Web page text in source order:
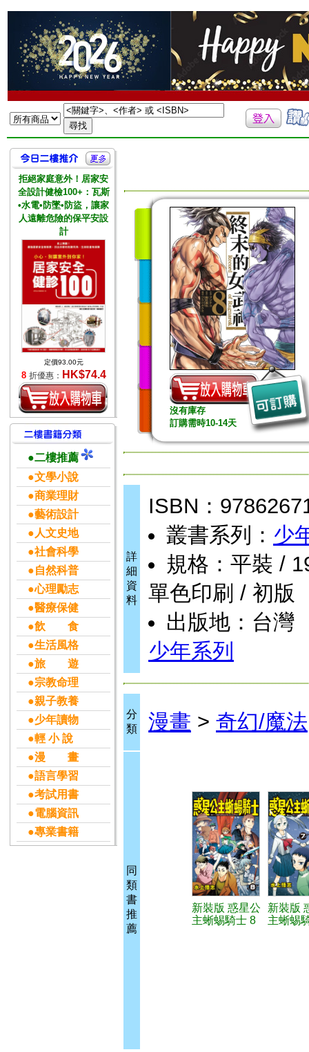
拒絕家庭意外！居家安
全設計健檢100+：瓦斯
•水電•防墜•防盜，讓家
人遠離危險的保平安設
計
定價93.00元
8 折優惠： HK$74.4
●二樓推薦
●文學小說
●商業理財
●藝術設計
●人文史地
●社會科學
●自然科普
●心理勵志
●醫療保健
●飲 食
●生活風格
●旅 遊
●宗教命理
●親子教養
●少年讀物
●輕 小 說
●漫 畫
●語言學習
●考試用書
●電腦資訊
●專業書籍
沒有庫存
訂購需時10-14天
詳
細
資
料
ISBN：
叢書系列： 少
規格：平裝 /
單色印刷 / 初版
出版地：台灣
少年系列
分
類
漫畫 > 奇幻/魔法
同
類
書
推
薦
新裝版 惑星公
主蜥蜴騎士 8
新裝版
主蜥蜴